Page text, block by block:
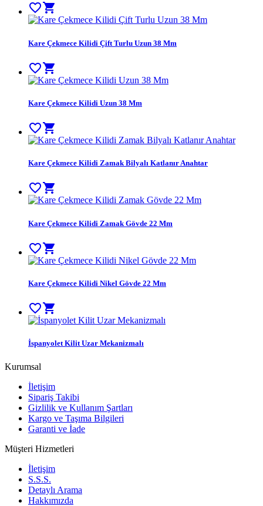
favorite_border shopping_cart
Kare Çekmece Kilidi Çift Turlu Uzun 38 Mm
favorite_bordershopping_cart
Kare Çekmece Kilidi Uzun 38 Mm
favorite_bordershopping_cart
Kare Çekmece Kilidi Zamak Bilyalı Katlanır Anahtar
favorite_border shopping_cart
Kare Çekmece Kilidi Zamak Gövde 22 Mm
favorite_bordershopping_cart
Kare Çekmece Kilidi Nikel Gövde 22 Mm
favorite_bordershopping_cart
İspanyolet Kilit Uzar Mekanizmalı
Kurumsal
İletişim
Sipariş Takibi
Gizlilik ve Kullanım Şartları
Kargo ve Taşıma Bilgileri
Garanti ve İade
Müşteri Hizmetleri
İletişim
S.S.S.
Detaylı Arama
Hakkımızda